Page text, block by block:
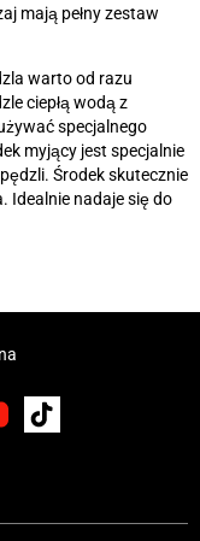
mają pełny zestaw
warto od razu
ciepłą wodą z
specjalnego
myjący jest specjalnie
Środek skutecznie
Idealnie nadaje się do